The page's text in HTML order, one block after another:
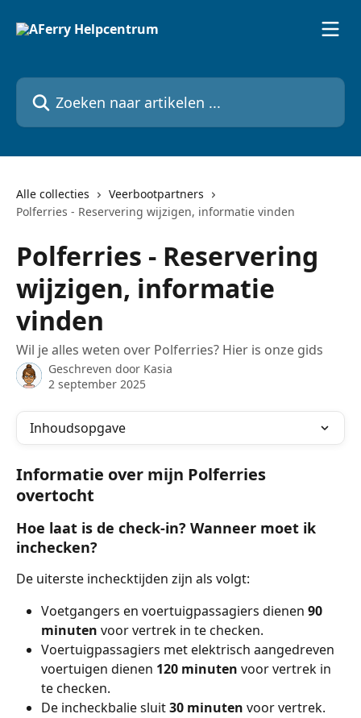
Zoeken naar artikelen ...
Alle collecties
Veerbootpartners
Polferries - Reservering wijzigen, informatie vinden
Polferries - Reservering
wijzigen, informatie
vinden
Wil je alles weten over Polferries? Hier is onze gids
Geschreven door Kasia
2 september 2025
Inhoudsopgave
Informatie over mijn Polferries
overtocht
Hoe laat is de check-in? Wanneer moet ik
inchecken?
De uiterste inchecktijden zijn als volgt:
Voetgangers en voertuigpassagiers dienen 90
minuten voor vertrek in te checken.
Voertuigpassagiers met elektrisch aangedreven
voertuigen dienen 120 minuten voor vertrek in
te checken.
De incheckbalie sluit 30 minuten voor vertrek.